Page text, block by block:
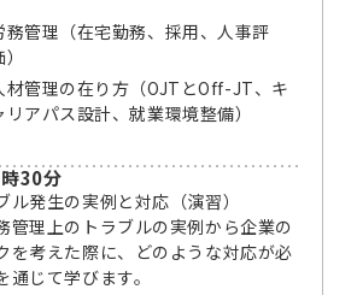
務管理（在宅勤務、採用、人事評
材管理の在り方（OJTとOff-JT、キ
リアパス設計、就業環境整備）
30分
ル発生の実例と対応（演習）
管理上のトラブルの実例から企業の
を考えた際に、どのような対応が必
通じて学びます。